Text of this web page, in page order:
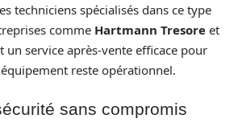
techniciens spécialisés dans ce type
comme Hartmann Tresore et
un service après-vente efficace pour
reste opérationnel.
sans compromis